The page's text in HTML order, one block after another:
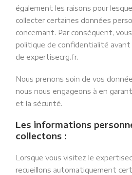
également les raisons pour
collecter certaines données
concernant. Par conséquent,
politique de confidentialité avant
de expertisecrg.fr.
Nous prenons soin de vos
nous nous engageons à en
et la sécurité.
Les informations
collectons :
Lorsque vous visitez le
recueillons automatiquement